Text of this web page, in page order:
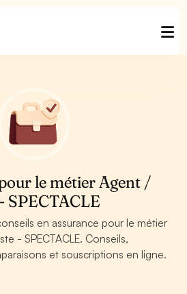
le métier Agent /
SPECTACLE
en assurance pour le métier
- SPECTACLE. Conseils,
et souscriptions en ligne.